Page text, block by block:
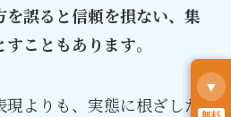
を誤ると信頼を損ない、集
すこともあります。
よりも、実態に根ざした
▼
無料